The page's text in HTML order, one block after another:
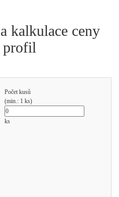
kalkulace ceny
Počet kusů
(min.: 1 ks)
ks